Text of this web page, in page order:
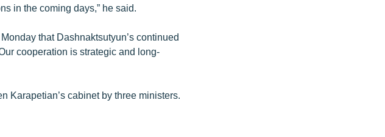
in the coming days,” he said.
that Dashnaktsutyun’s continued
cooperation is strategic and long-
Karapetian’s cabinet by three ministers.